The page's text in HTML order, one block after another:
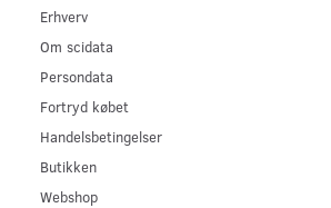
Erhverv
Om scidata
Persondata
Fortryd købet
Handelsbetingelser
Butikken
Webshop